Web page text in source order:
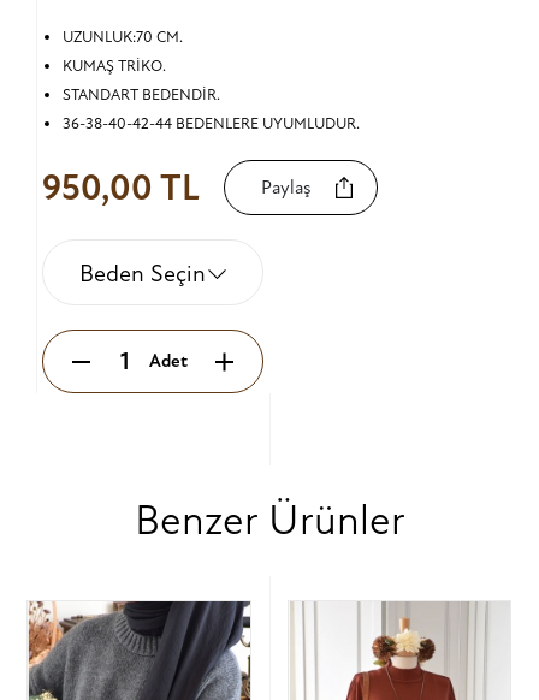
UZUNLUK:70 CM.
KUMAŞ TRİKO.
STANDART BEDENDİR.
36-38-40-42-44 BEDENLERE UYUMLUDUR.
950,00 TL Paylaş
Beden Seçin
Adet
Benzer Ürünler